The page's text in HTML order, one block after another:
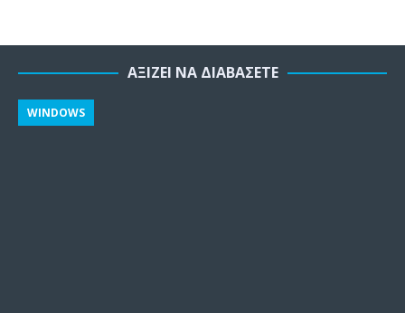
ΑΞΊΖΕΙ ΝΑ ΔΙΑΒΆΣΕΤΕ
WINDOWS